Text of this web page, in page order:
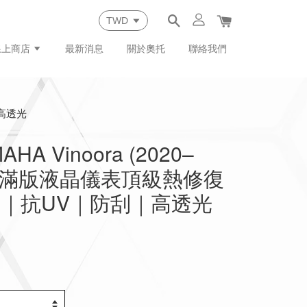
商店 最新消息 關於奧托 聯絡我們
透光
Vinoora (2020–
版液晶儀表頂級熱修復
抗UV｜防刮｜高透光